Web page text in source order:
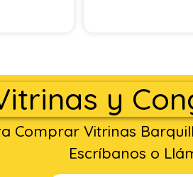
y
Comprar Vitrinas
Escríbanos o